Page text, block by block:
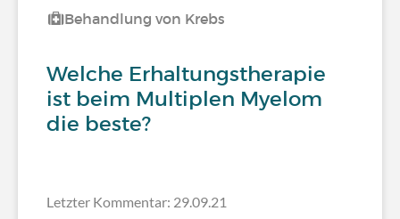
Behandlung von Krebs
Welche Erhaltungstherapie
ist beim Multiplen Myelom
die beste?
Letzter Kommentar: 29.09.21